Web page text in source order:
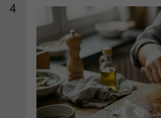
4